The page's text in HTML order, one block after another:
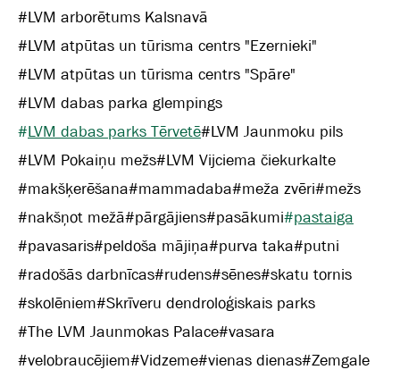
#LVM arborētums Kalsnavā
#LVM atpūtas un tūrisma centrs "Ezernieki"
#LVM atpūtas un tūrisma centrs "Spāre"
#LVM dabas parka glempings
#LVM dabas parks Tērvetē#LVM Jaunmoku pils
#LVM Pokaiņu mežs#LVM Vijciema čiekurkalte
#makšķerēšana#mammadaba#meža zvēri#mežs
#nakšņot mežā#pārgājiens#pasākumi#pastaiga
#pavasaris#peldoša mājiņa#purva taka#putni
#radošās darbnīcas#rudens#sēnes#skatu tornis
#skolēniem#Skrīveru dendroloģiskais parks
#The LVM Jaunmokas Palace#vasara
#velobraucējiem#Vidzeme#vienas dienas#Zemgale